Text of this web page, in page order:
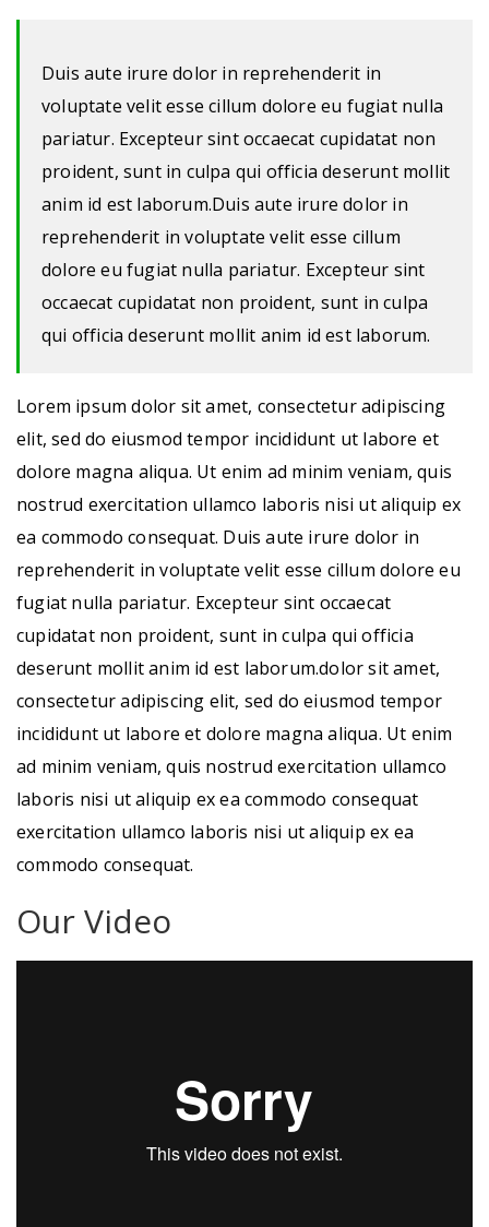
Duis aute irure dolor in reprehenderit in
voluptate velit esse cillum dolore eu fugiat nulla
pariatur. Excepteur sint occaecat cupidatat non
proident, sunt in culpa qui officia deserunt mollit
anim id est laborum.Duis aute irure dolor in
reprehenderit in voluptate velit esse cillum
dolore eu fugiat nulla pariatur. Excepteur sint
occaecat cupidatat non proident, sunt in culpa
qui officia deserunt mollit anim id est laborum.
Lorem ipsum dolor sit amet, consectetur adipiscing
elit, sed do eiusmod tempor incididunt ut labore et
dolore magna aliqua. Ut enim ad minim veniam, quis
nostrud exercitation ullamco laboris nisi ut aliquip ex
ea commodo consequat. Duis aute irure dolor in
reprehenderit in voluptate velit esse cillum dolore eu
fugiat nulla pariatur. Excepteur sint occaecat
cupidatat non proident, sunt in culpa qui officia
deserunt mollit anim id est laborum.dolor sit amet,
consectetur adipiscing elit, sed do eiusmod tempor
incididunt ut labore et dolore magna aliqua. Ut enim
ad minim veniam, quis nostrud exercitation ullamco
laboris nisi ut aliquip ex ea commodo consequat
exercitation ullamco laboris nisi ut aliquip ex ea
commodo consequat.
Our Video